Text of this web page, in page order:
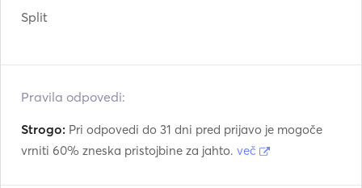
Split
Pravila odpovedi:
Strogo: Pri odpovedi do 31 dni pred prijavo je mogoče
vrniti 60% zneska pristojbine za jahto. več